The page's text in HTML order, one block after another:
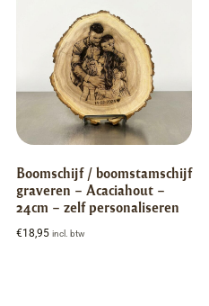
Boomschijf / boomstamschijf
graveren – Acaciahout –
24cm – zelf personaliseren
€18,95 incl. btw